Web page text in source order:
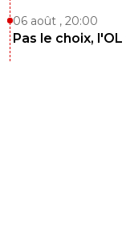
06 août , 20:00
Pas le choix,